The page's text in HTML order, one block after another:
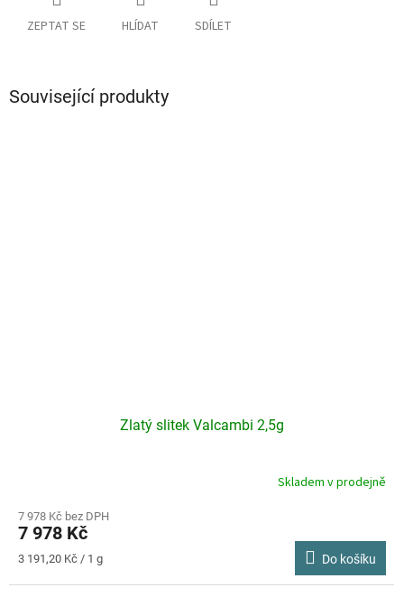
ZEPTAT SE HLÍDAT SDÍLET
Související produkty
Zlatý slitek Valcambi 2,5g
Skladem v prodejně
7 978 Kč bez DPH
7 978 Kč
Měrná
3 191,20 Kč / 1 g Do košíku